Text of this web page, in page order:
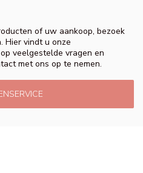
of uw aankoop, bezoek
Hier vindt u onze
veelgestelde vragen en
met ons op te nemen.